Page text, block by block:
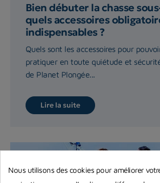
Bien débuter la chasse
quels accessoires
indispensables ?
Quels sont les accessoires pour
pratiquer en toute quiétude et
de Planet Plongée...
Lire la suite
Nous utilisons des cookies pour améliorer